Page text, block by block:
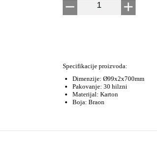
Specifikacije proizvoda:
Dimenzije: Ø99x2x700mm
Pakovanje: 30 hilzni
Materijal: Karton
Boja: Braon